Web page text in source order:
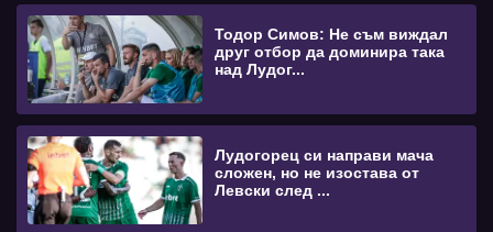
Тодор Симов: Не съм виждал
друг отбор да доминира така
над Лудог...
Лудогорец си направи мача
сложен, но не изостава от
Левски след ...